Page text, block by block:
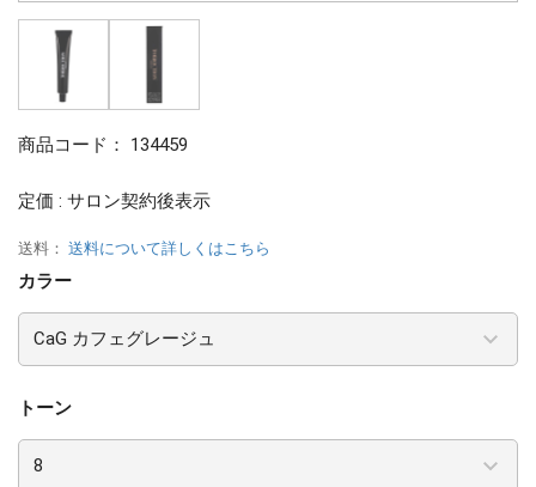
商品コード： 134459
定価 : サロン契約後表示
送料： 送料について詳しくはこちら
カラー
トーン